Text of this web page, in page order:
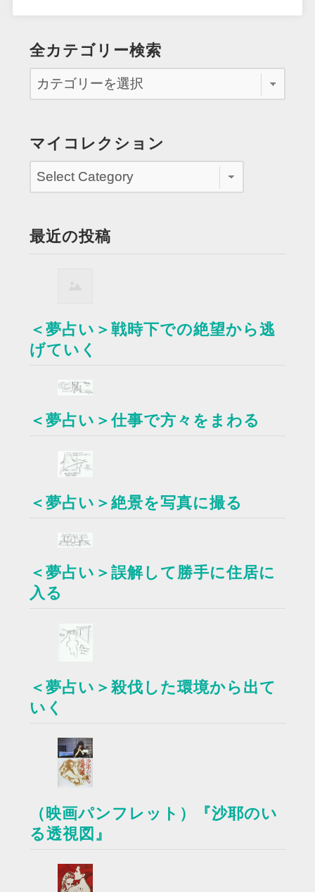
全カテゴリー検索
マイコレクション
最近の投稿
＜夢占い＞戦時下での絶望から逃
げていく
＜夢占い＞仕事で方々をまわる
＜夢占い＞絶景を写真に撮る
＜夢占い＞誤解して勝手に住居に
入る
＜夢占い＞殺伐した環境から出て
いく
（映画パンフレット）『沙耶のい
る透視図』